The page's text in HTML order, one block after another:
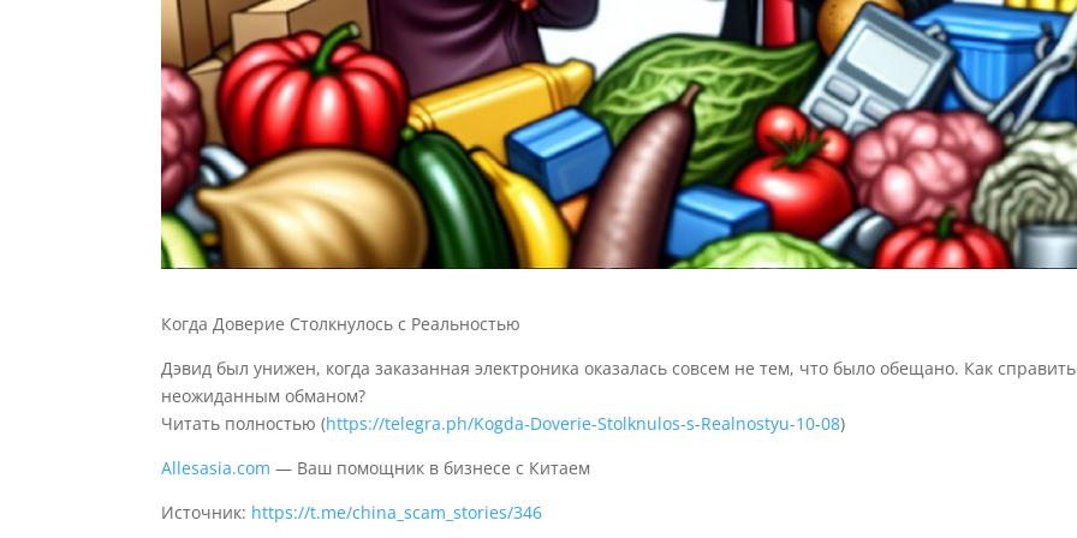
Когда Доверие Столкнулось с Реальностью
Дэвид был унижен, когда заказанная электроника оказалась совсем не тем, что было обещано. Как
неожиданным обманом?
Читать полностью (https://telegra.ph/Kogda-Doverie-Stolknulos-s-Realnostyu-10-08)
Allesasia.com — Ваш помощник в бизнесе с Китаем
Источник: https://t.me/china_scam_stories/346